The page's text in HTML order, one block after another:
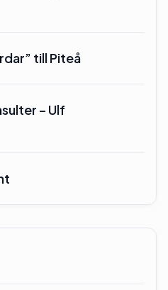
till Piteå
– Ulf